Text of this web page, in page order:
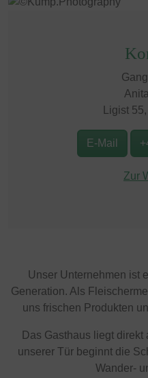
Ligist
E-Mail
Zur
Unser Unternehmen ist
Generation. Als
uns frischen Produkten
Das Gasthaus liegt direkt
unserer Tür beginnt die
Wander-